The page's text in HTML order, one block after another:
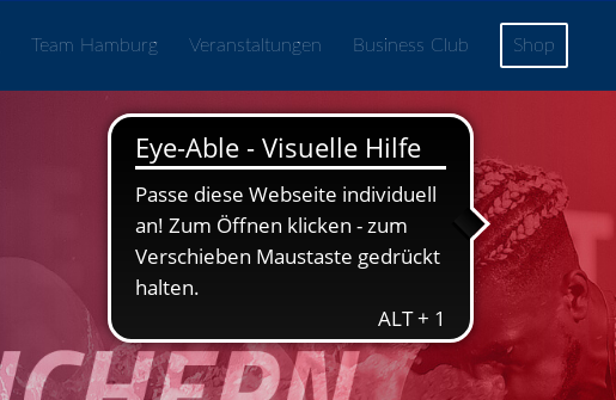
Team Hamburg Veranstaltungen Business Club Shop